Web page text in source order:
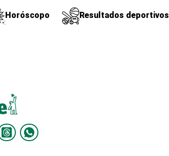
Horóscopo Resultados deportivos